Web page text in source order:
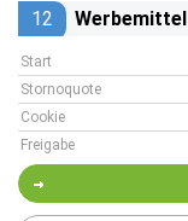
12 Werbemittel
Start
Stornoquote
Cookie
Freigabe